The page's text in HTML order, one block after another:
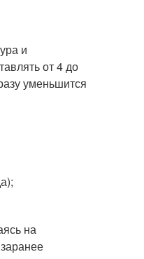
и
от 4 до
уменьшится
на